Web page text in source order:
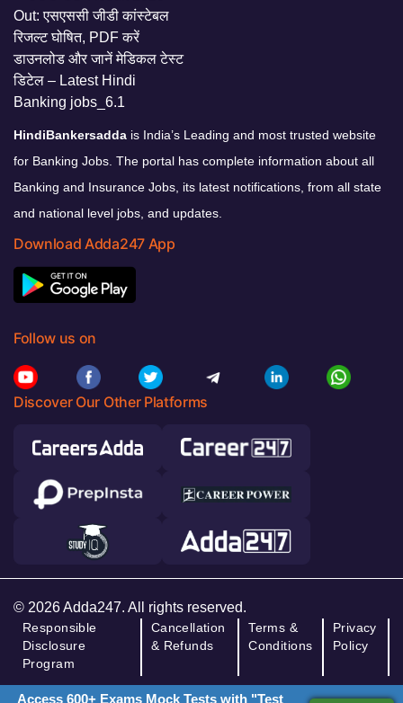
HindiBankersadda is India’s Leading and most trusted website
for Banking Jobs. The portal has complete information about all
Banking and Insurance Jobs, its latest notifications, from all state
and national level jobs, and updates.
Download Adda247 App
Follow us on
Discover Our Other Platforms
© 2026 Adda247. All rights reserved.
Responsible
Disclosure
Program
Cancellation
& Refunds
Terms &
Conditions
Privacy
Policy
Access 600+ Exams Mock Tests with "Test